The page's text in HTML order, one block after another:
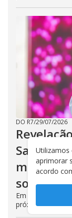
DO R7/29/07/2026
Santos
sonhos
Em entrevista
próxima com os
Utilizamos
aprimorar
acordo